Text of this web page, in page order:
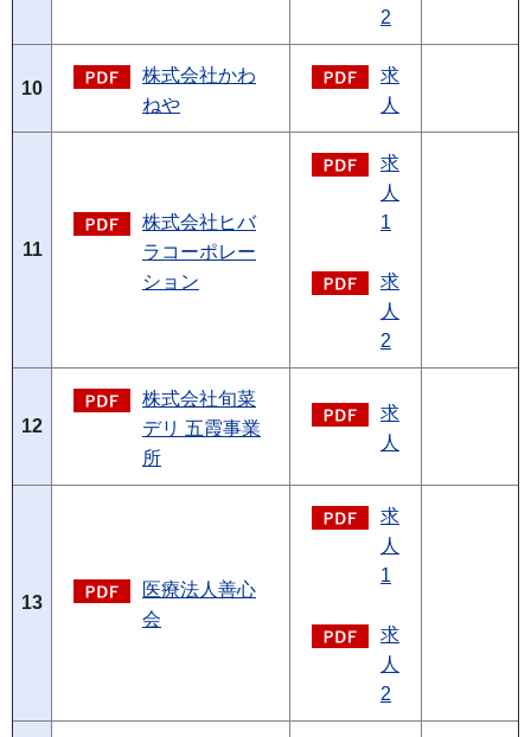
2
10
株式会社かわ
ねや
求
人
11
株式会社ヒバ
ラコーポレー
ション
求
人
1
求
人
2
12
株式会社旬菜
デリ 五霞事業
所
求
人
13
医療法人善心
会
求
人
1
求
人
2